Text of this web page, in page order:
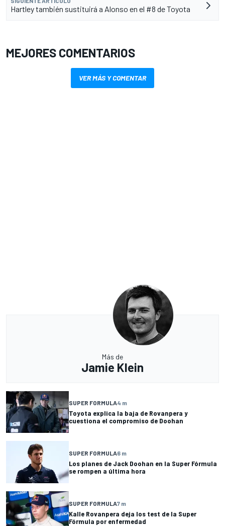
Hartley también sustituirá a Alonso en el #8 de Toyota
MEJORES COMENTARIOS
VER MÁS Y COMENTAR
Más de
Jamie Klein
SUPER FORMULA4 m
Toyota explica la baja de Rovanpera y
cuestiona el compromiso de Doohan
SUPER FORMULA6 m
Los planes de Jack Doohan en la Super Fórmula
se rompen a última hora
SUPER FORMULA7 m
Kalle Rovanpera deja los test de la Super
Fórmula por enfermedad